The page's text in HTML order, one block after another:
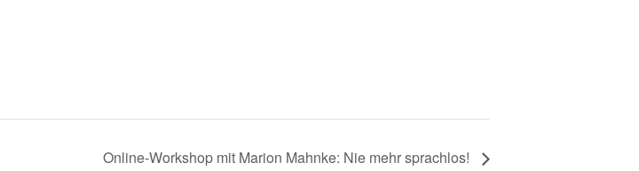
Online-Workshop mit Marion Mahnke: Nie mehr sprachlos!